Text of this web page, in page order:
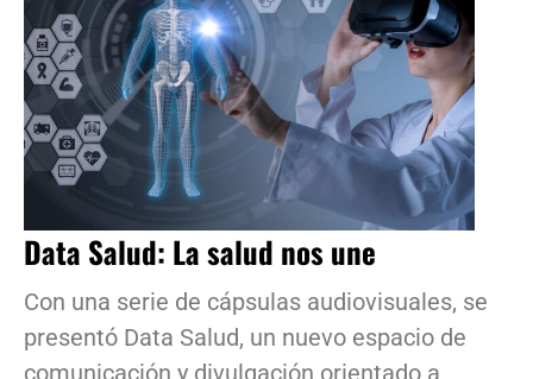
Data Salud: La salud nos une
Con una serie de cápsulas audiovisuales, se
presentó Data Salud, un nuevo espacio de
comunicación y divulgación orientado a